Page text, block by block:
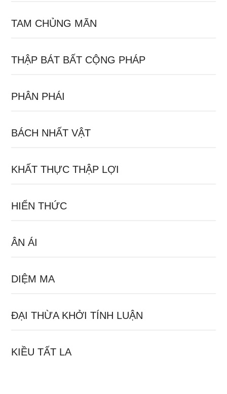
TAM CHỦNG MÃN
THẬP BÁT BẤT CỘNG PHÁP
PHÂN PHÁI
BÁCH NHẤT VẬT
KHẤT THỰC THẬP LỢI
HIỂN THỨC
ÂN ÁI
DIỆM MA
ĐẠI THỪA KHỞI TÍNH LUẬN
KIỀU TẤT LA